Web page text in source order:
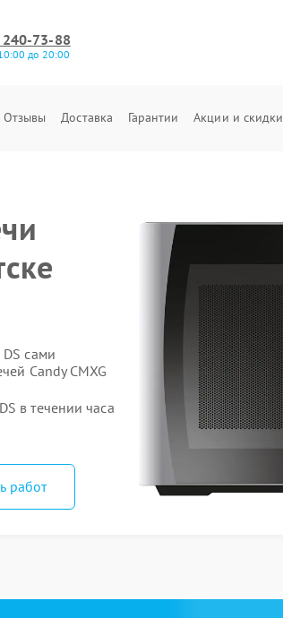
240-73-88
до 20:00
Отзывы Доставка Гарантии Акции и скидки
сами
Candy CMXG
в течении часа
работ